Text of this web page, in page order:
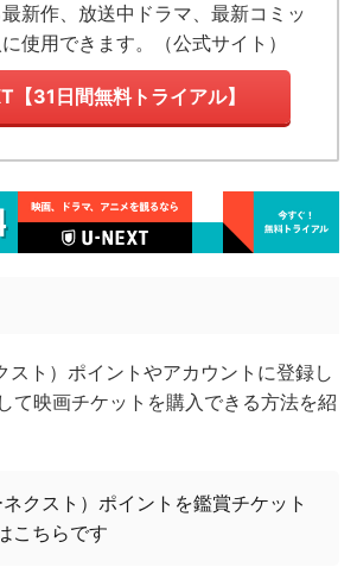
新作、放送中ドラマ、最新コミッ
使用できます。（公式サイト ）
【31日間無料トライアル】
スト）ポイントやアカウントに登録し
て映画チケットを購入できる方法を紹
クスト）ポイントを鑑賞チケット
こちらです